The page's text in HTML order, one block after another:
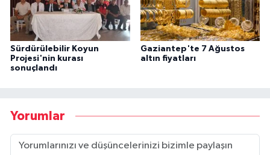
Sürdürülebilir Koyun
Projesi'nin kurası
sonuçlandı
Gaziantep'te 7 Ağustos
altın fiyatları
Yorumlar